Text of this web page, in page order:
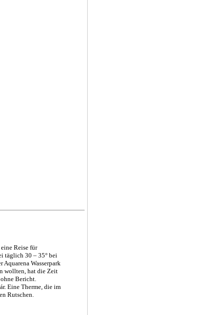
Reise für
täglich 30 – 35° bei
Aquarena Wasserpark
wollten, hat die Zeit
Bericht.
Eine Therme, die im
Rutschen.